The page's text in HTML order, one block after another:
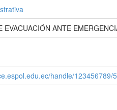
EVACUACIÓN ANTE
handle/123456789/